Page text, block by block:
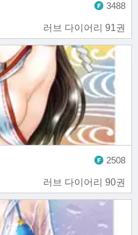
러브 다이어리 91권
3488
러브 다이어리 90권
2508